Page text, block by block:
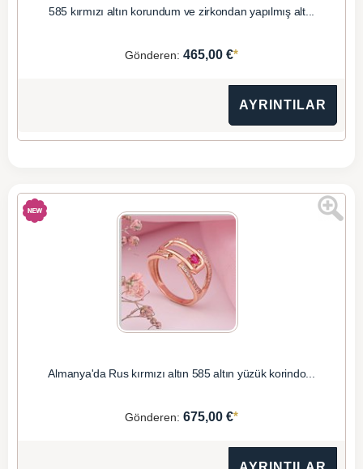
585 kırmızı altın korundum ve zirkondan yapılmış alt...
Gönderen: 465,00 €*
AYRINTILAR
Almanya'da Rus kırmızı altın 585 altın yüzük korindo...
Gönderen: 675,00 €*